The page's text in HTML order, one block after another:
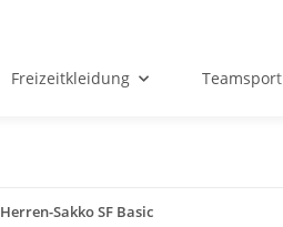
Freizeitkleidung Teamsport
Herren-Sakko SF Basic